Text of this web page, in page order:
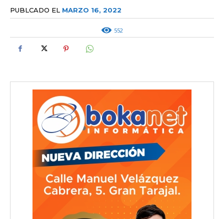
PUBLCADO EL MARZO 16, 2022
552